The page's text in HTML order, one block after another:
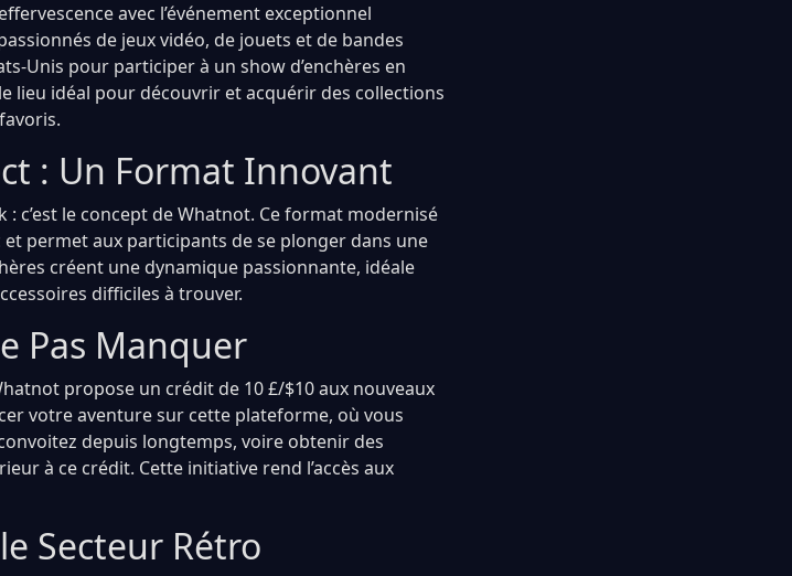
avec l’événement exceptionnel
de jeux vidéo, de jouets et de bandes
Unis pour participer à un show d’enchères en
lieu idéal pour découvrir et acquérir des collections
: Un Format Innovant
c’est le concept de Whatnot. Ce format modernisé
permet aux participants de se plonger dans une
créent une dynamique passionnante, idéale
difficiles à trouver.
Pas Manquer
propose un crédit de 10 £/$10 aux nouveaux
votre aventure sur cette plateforme, où vous
depuis longtemps, voire obtenir des
à ce crédit. Cette initiative rend l’accès aux
Secteur Rétro